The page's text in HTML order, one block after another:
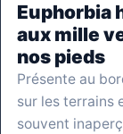
Euphorbia
aux mille
nos pieds
Présente au
sur les terrains
souvent